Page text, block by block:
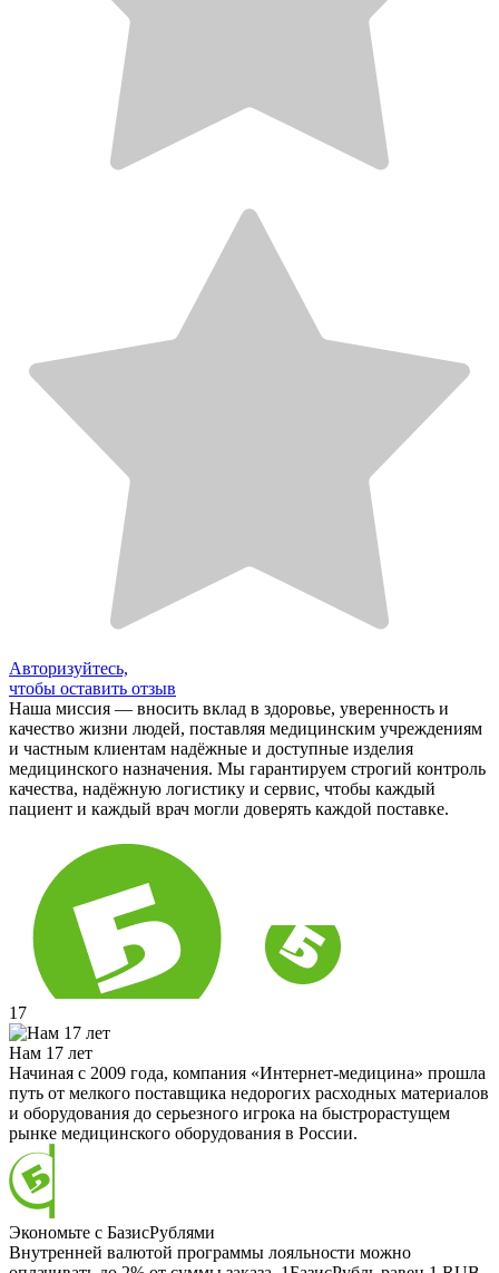
Авторизуйтесь,
чтобы оставить отзыв
Наша миссия — вносить вклад в здоровье, уверенность и
качество жизни людей, поставляя медицинским учреждениям
и частным клиентам надёжные и доступные изделия
медицинского назначения. Мы гарантируем строгий контроль
качества, надёжную логистику и сервис, чтобы каждый
пациент и каждый врач могли доверять каждой поставке.
17
Нам 17 лет
Начиная с 2009 года, компания «Интернет-медицина» прошла
путь от мелкого поставщика недорогих расходных материалов
и оборудования до серьезного игрока на быстрорастущем
рынке медицинского оборудования в России.
Экономьте с БазисРублями
Внутренней валютой программы лояльности можно